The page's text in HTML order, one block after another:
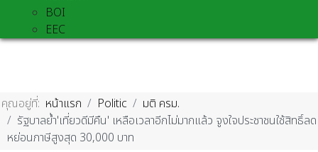
BOI
EEC
คุณอยู่ที่: หน้าแรก Politic
มติ ครม.
รัฐบาลย้ำ'เที่ยวดีมีคืน' เหลือเวลาอีกไม่มากแล้ว จูงใจประชาชนใช้สิทธิ์ลด
หย่อนภาษีสูงสุด 30,000 บาท